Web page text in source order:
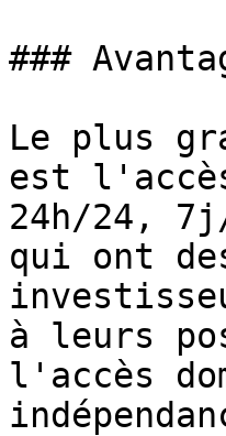
###
Le plus
est
24h/24,
qui ont
à leurs
l'accès